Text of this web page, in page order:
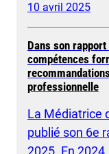
10 avril 2025
Dans son
compétences
professionnelle
La Médiatrice
publié son 6e
2025. En